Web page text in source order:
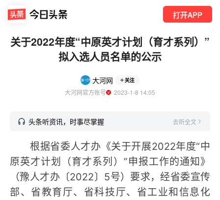
打开APP
关于2022年度“中原英才计划（育才系列）”
拟入选人员名单的公示
大河网 关注
大河网官方账号
  2023-1-8 14:05
头条听资讯，时事尽掌握 去听全文
根据省委人才办《关于开展2022年度“中
原英才计划（育才系列）”申报工作的通知》
（豫人才办〔2022〕5号）要求，经省委宣传
部、省教育厅、省科技厅、省工业和信息化